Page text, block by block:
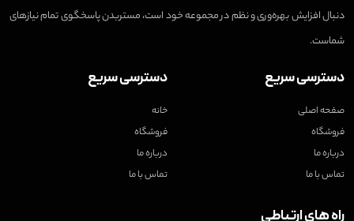
دنبال افزایش بهره‌وری و نظم در مجموعه خود است، مستربدن پاسخگوی تمام نیازهای
شماست.
دسترسی سریع
صفحه اصلی
فروشگاه
درباره ما
تماس با ما
دسترسی سریع
خانه
فروشگاه
درباره ما
تماس با ما
راه های ارتباطی